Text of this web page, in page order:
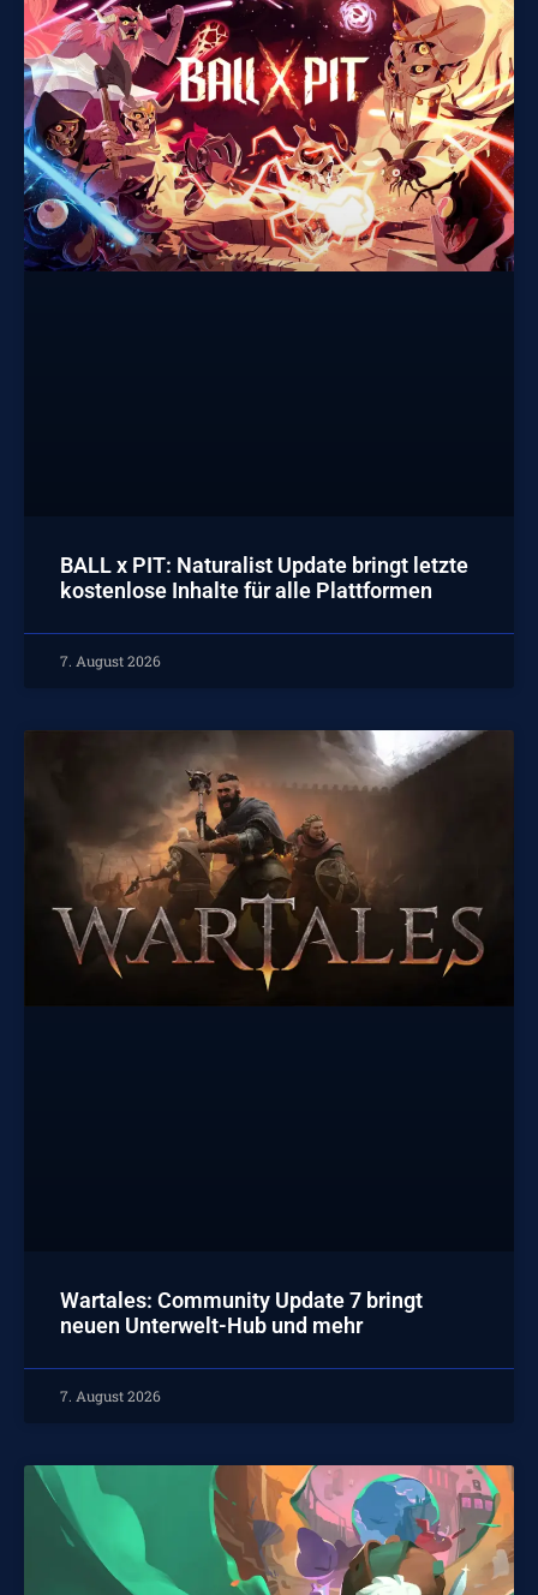
BALL x PIT: Naturalist Update bringt letzte
kostenlose Inhalte für alle Plattformen
7. August 2026
Wartales: Community Update 7 bringt
neuen Unterwelt-Hub und mehr
7. August 2026